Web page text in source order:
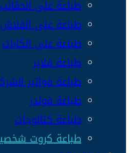
طباعة على
طباعة على الفلاش
طباعة على الكابات
طباعة فلاير
طباعة فواتير
طباعة فولدر
طباعة كتالوجات
طباعة كروت